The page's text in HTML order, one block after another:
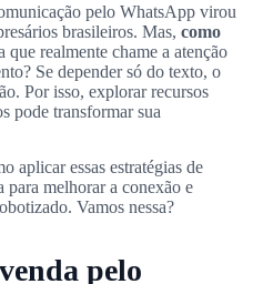
pelo WhatsApp virou
brasileiros. Mas, como
que realmente chame a atenção
Se depender só do texto, o
Por isso, explorar recursos
pode transformar sua
aplicar essas estratégias de
para melhorar a conexão e
Vamos nessa?
pelo